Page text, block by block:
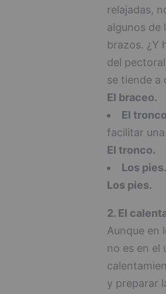
relajadas,
algunos de
brazos. ¿Y
del
se tiende a
El braceo.
El
facilitar
El tronco.
Los pies.
Los pies.
2. El
Aunque en
no es en el
y preparar